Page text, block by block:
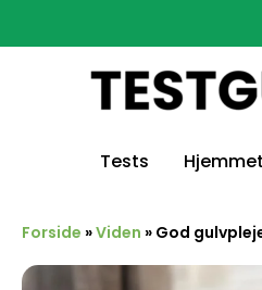
Tests Hjemmet
Forside »Viden » God